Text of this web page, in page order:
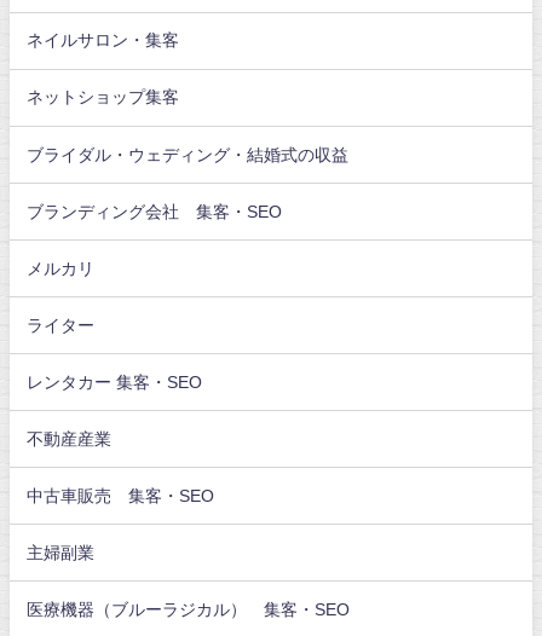
ネイルサロン・集客
ネットショップ集客
ブライダル・ウェディング・結婚式の収益
ブランディング会社 集客・SEO
メルカリ
ライター
レンタカー 集客・SEO
不動産産業
中古車販売 集客・SEO
主婦副業
医療機器（ブルーラジカル） 集客・SEO